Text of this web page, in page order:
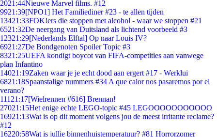
2021:44Nieuwe Marvel films. #12
9921:39[NPO1] Het Familiediner #23 - te allen tijden
13421:33FOK!ers die stoppen met alcohol - waar we stoppen #21
6521:32De neergang van Duitsland als lichtend voorbeeld #3
12321:29[Nederlands Elftal] Op naar Louis IV?
6921:27De Bondgenoten Spoiler Topic #3
8321:25UEFA kondigt boycot van FIFA-competities aan vanwege
plan Infantino
14021:19Zaken waar je je echt dood aan ergert #17 - Werklui
6821:18Spaanstalige nummers #34 A que calor nos pasaremos por el
verano?
111 21:17[Wielrennen #616] Brennan!
27021:15Het enige echte LEGO-topic #45 LEGOOOOOOOOOOO
16921:13Wat is op dit moment volgens jou de meest irritante reclame?
#12
16220:58Wat is jullie binnenhuistemperatuur? #81 Horrorzomer